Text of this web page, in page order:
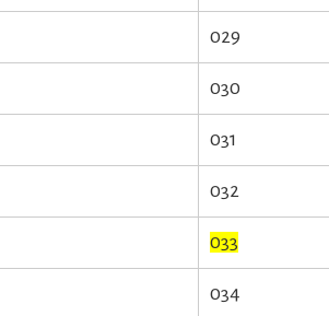
029
030
031
032
033
034